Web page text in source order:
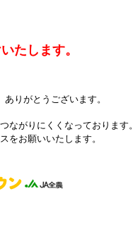
たします。
りがとうございます。
ながりにくくなっております。
をお願いいたします。